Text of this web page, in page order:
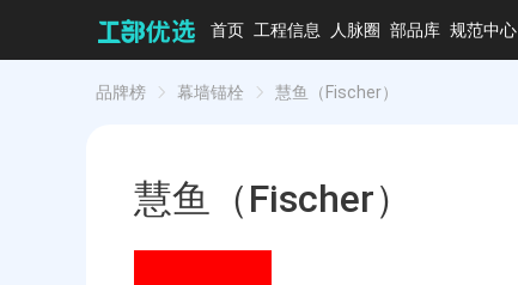
首页 工程信息 人脉圈 部品库 规范中心
品牌榜 幕墙锚栓 慧鱼（Fischer）
慧鱼（Fischer）